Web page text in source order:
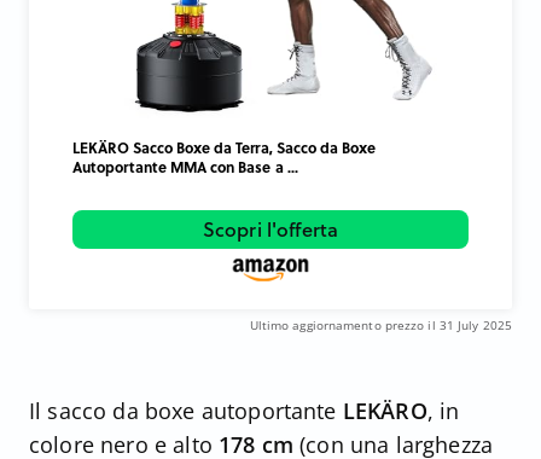
LEKÄRO Sacco Boxe da Terra, Sacco da Boxe
Autoportante MMA con Base a ...
Scopri l'offerta
Ultimo aggiornamento prezzo il 31 July 2025
Il sacco da boxe autoportante LEKÄRO, in
colore nero e alto 178 cm (con una larghezza